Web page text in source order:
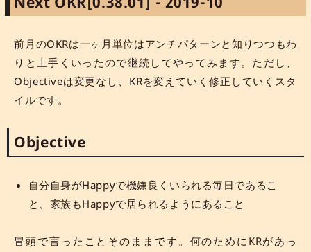
前月のOKRは一ヶ月単位はアンチパターンと知りつつもわ
りと上手くいったので継続してやってみます。ただし、
Objectiveは変更なし、KRを変えていく修正していくスタ
イルです。
Objective
自分自身がHappyで機嫌良くいられる毎日であるこ
と、家族もHappyで居られるようにあること
冒頭で言ったことそのままです。何のためにKRがあっ